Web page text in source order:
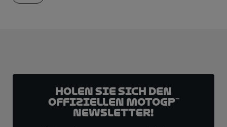
Holen Sie sich den
offiziellen MotoGP™
Newsletter!